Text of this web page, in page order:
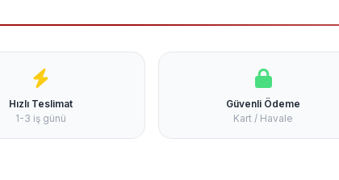
Hızlı Teslimat
1-3 iş günü
Güvenli Ödeme
Kart / Havale